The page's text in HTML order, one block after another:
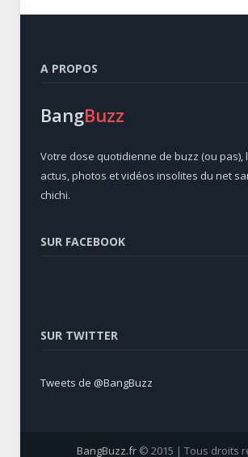
A PROPOS
BangBuzz
Votre dose quotidienne de buzz (ou pas),
actus, photos et vidéos insolites du net
chichi.
SUR FACEBOOK
SUR TWITTER
Tweets de @BangBuzz
BangBuzz.fr© 2015 | Tous droits